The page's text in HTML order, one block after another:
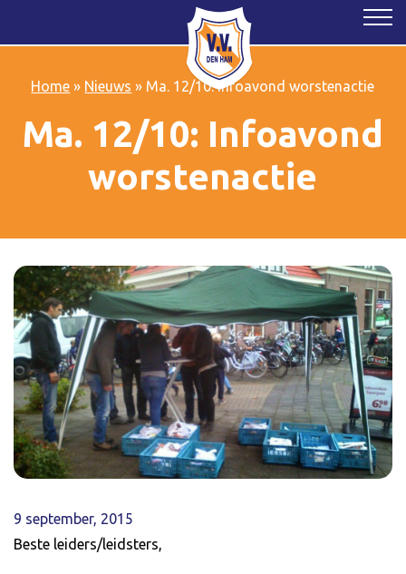
Home » Nieuws » Ma. 12/10: Infoavond worstenactie
Ma. 12/10: Infoavond
worstenactie
9 september, 2015
Beste leiders/leidsters,